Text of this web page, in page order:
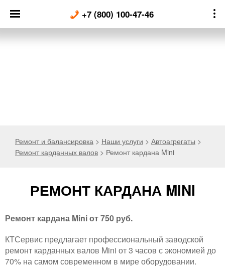
content
+7 (800) 100-47-46
Ремонт и балансировка > Наши услуги > Автоагрегаты >
Ремонт карданных валов > Ремонт кардана Mini
РЕМОНТ КАРДАНА MINI
Ремонт кардана Miniот 750 руб.
КТСервис предлагает профессиональный заводской
ремонт карданных валов Mini от 3 часов с экономией до
70% на самом современном в мире оборудовании.